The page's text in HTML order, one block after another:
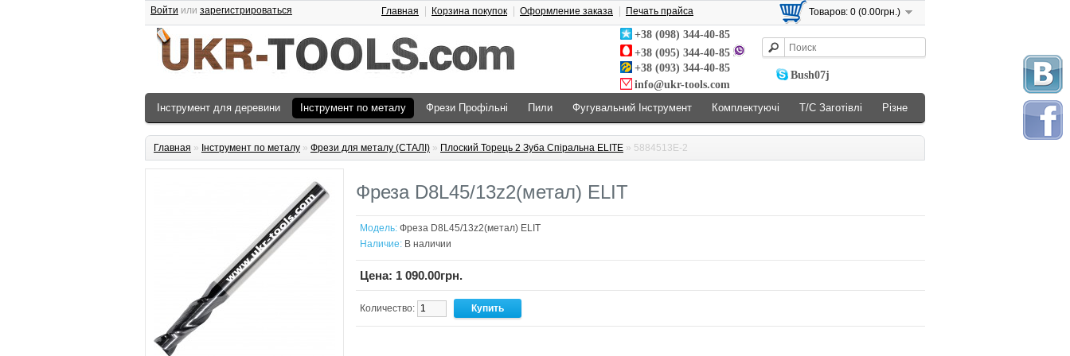
Товаров: 0 (0.00грн.)
+38 (098) 344-40-85
+38 (095) 344-40-85
+38 (093) 344-40-85
info@ukr-tools.com
Bush07j
Войти или зарегистрироваться Главная Корзина покупок Оформление заказа Печать прайса
Інструмент для деревини Інструмент по металу Фрези Профільні Пили Фугувальний Інструмент Комплектуючі Т/С Заготівлі Різне
Главная » Інструмент по металу » Фрези для металу (СТАЛІ) » Плоский Торець 2 Зуба Спіральна ELITE » 5884513E-2
Фреза D8L45/13z2(метал) ELIT
Модель: Фреза D8L45/13z2(метал) ELIT
Наличие: В наличии
Цена: 1 090.00грн.
Количество: